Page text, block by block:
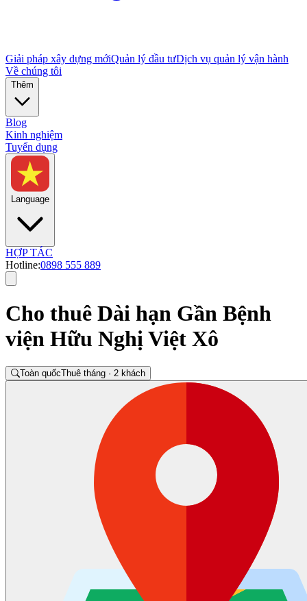
Giải pháp xây dựng mớiQuản lý đầu tưDịch vụ quản lý vận hành
Về chúng tôi
Thêm
Blog
Kinh nghiệm
Tuyển dụng
Language
HỢP TÁC
Hotline:0898 555 889
Cho thuê Dài hạn Gần Bệnh
viện Hữu Nghị Việt Xô
Toàn quốcThuê tháng · 2 khách